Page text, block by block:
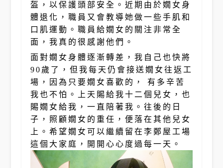
盔，以保護頭部安全。近期由於嫺女身
體退化，職員又會教導她做一些手肌和
口肌運動。職員給嫺女的關注非常全
面，我真的很感謝他們。
面對嫺女身體逐漸轉差，我自己也快將
90歲了，但我每天仍會接送嫺女往返工
場，因為只要嫺女喜歡的， 有多辛苦
我也不怕。上天賜給我十二個兒女，也
賜嫺女給我，一直陪著我。往後的日
子，照顧嫺女的重任，便落在其他兒女
上。希望嫺女可以繼續留在李鄭屋工場
這個大家庭，開開心心度過每一天。